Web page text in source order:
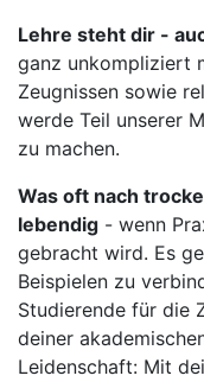
Lehre steht dir -
ganz unkompliziert
Zeugnissen sowie
werde Teil unserer
zu machen.
Was oft nach
lebendig - wenn
gebracht wird. Es
Beispielen zu
Studierende für die
deiner
Leidenschaft: Mit